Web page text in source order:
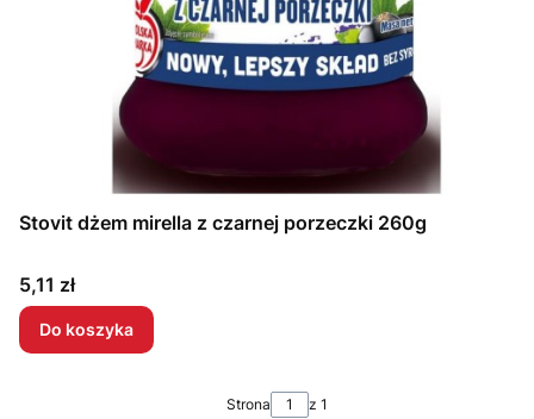
Stovit dżem mirella z czarnej porzeczki 260g
Cena
5,11 zł
Do koszyka
Strona z 1